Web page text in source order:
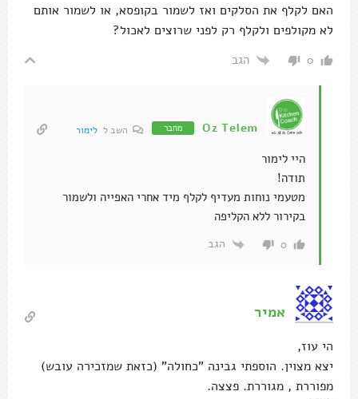
האם לקלף את הסלקים ואז לשמור בקופסא, או לשמור אותם
לא מקולפים ולקלף רק לפני שרוצים לאכול?
0 הגב
Oz Telem מחבר השב ל לימור
היי לימור
תודה!
מטעמי נוחות מעדיף לקלף מיד אחרי האפייה ולשמור
בקירור ללא הקליפה
0 הגב
אמיר
הי עוז,
יצא מצוין. הוספתי גבינה "כחולה" (כזאת שמזכירה עובש)
מפוררת , מגוררת. פצצה.